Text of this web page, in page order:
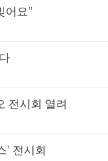
어요"
전시회 열려
' 전시회